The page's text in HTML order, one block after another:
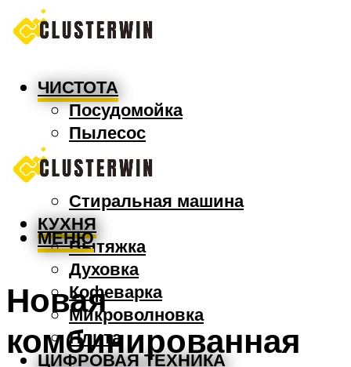
ЧИСТОТА
Посудомойка
Пылесос
Утюг
Швабра
Стиральная машина
КУХНЯ
Вытяжка
Духовка
Кофеварка
Микроволновка
Плита
ЦИФРОВАЯ ТЕХНИКА
МЕНЮ
Новая
комбинированная